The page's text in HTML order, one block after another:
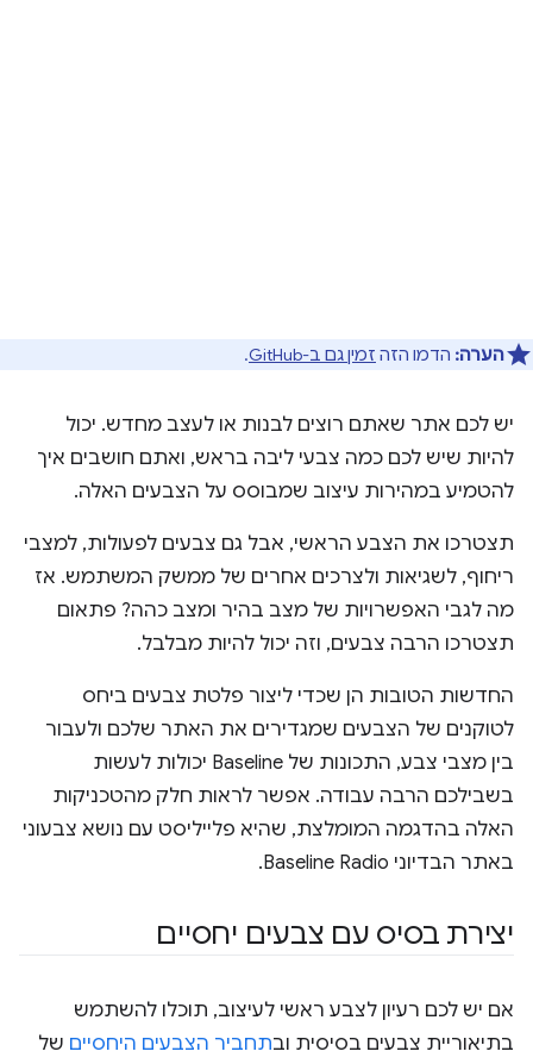
הערה: הדמו הזה זמין גם ב-GitHub .
יש לכם אתר שאתם רוצים לבנות או לעצב מחדש. יכול
להיות שיש לכם כמה צבעי ליבה בראש, ואתם חושבים איך
להטמיע במהירות עיצוב שמבוסס על הצבעים האלה.
תצטרכו את הצבע הראשי, אבל גם צבעים לפעולות, למצבי
ריחוף, לשגיאות ולצרכים אחרים של ממשק המשתמש. אז
מה לגבי האפשרויות של מצב בהיר ומצב כהה? פתאום
תצטרכו הרבה צבעים, וזה יכול להיות מבלבל.
החדשות הטובות הן שכדי ליצור פלטת צבעים ביחס
לטוקנים של הצבעים שמגדירים את האתר שלכם ולעבור
בין מצבי צבע, התכונות של Baseline יכולות לעשות
בשבילכם הרבה עבודה. אפשר לראות חלק מהטכניקות
האלה בהדגמה המומלצת, שהיא פלייליסט עם נושא צבעוני
באתר הבדיוני Baseline Radio.
יצירת בסיס עם צבעים יחסיים
אם יש לכם רעיון לצבע ראשי לעיצוב, תוכלו להשתמש
בתיאוריית צבעים בסיסית ובתחביר הצבעים היחסיים של